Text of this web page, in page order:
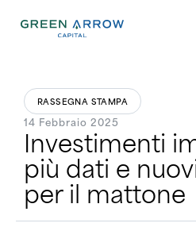
RASSEGNA STAMPA
14 Febbraio 2025
Investimenti
più dati e
per il mattone